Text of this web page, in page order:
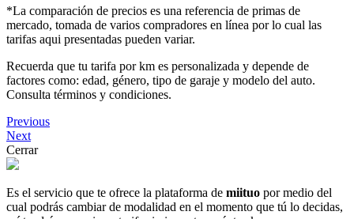
*La comparación de precios es una referencia de primas de
mercado, tomada de varios compradores en línea por lo cual las
tarifas aqui presentadas pueden variar.
Recuerda que tu tarifa por km es personalizada y depende de
factores como: edad, género, tipo de garaje y modelo del auto.
Consulta términos y condiciones.
Previous
Next
Cerrar
Es el servicio que te ofrece la plataforma de miituo por medio del
cual podrás cambiar de modalidad en el momento que tú lo decidas,